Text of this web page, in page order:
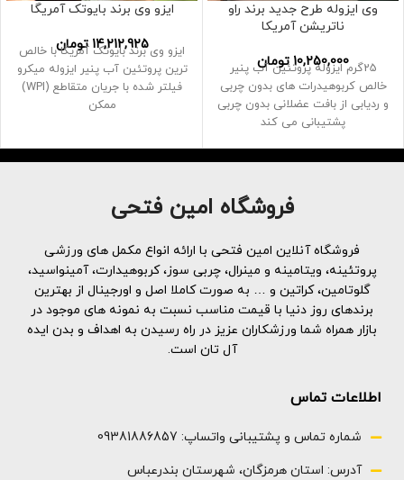
وی ایزوله طرح جدید برند راو
ناتریشن آمریکا
10,250,000 تومان
25گرم ایزوله پروتئین آب پنیر
خالص کربوهیدرات های بدون چربی
و ردیابی از بافت عضلانی بدون چربی
پشتیبانی می کند
ایزو وی برند بایوتک آمریگا
14,212,925 تومان
ایزو وی برند بایوتک آمریگا با خالص
ترین پروتئین آب پنیر ایزوله میکرو
فیلتر شده با جریان متقاطع (WPI)
ممکن
فروشگاه امین فتحی
فروشگاه آنلاین امین فتحی با ارائه انواع مکمل های ورزشی
پروتئینه، ویتامینه و مینرال، چربی سوز، کربوهیدارت، آمینواسید،
گلوتامین، کراتین و … به صورت کاملا اصل و اورجینال از بهترین
برندهای روز دنیا با قیمت مناسب نسبت به نمونه های موجود در
بازار همراه شما ورزشکاران عزیز در راه رسیدن به اهداف و بدن ایده
آل تان است.
اطلاعات تماس
شماره تماس و پشتیبانی واتساپ: 09381886857
آدرس: استان هرمزگان، شهرستان بندرعباس